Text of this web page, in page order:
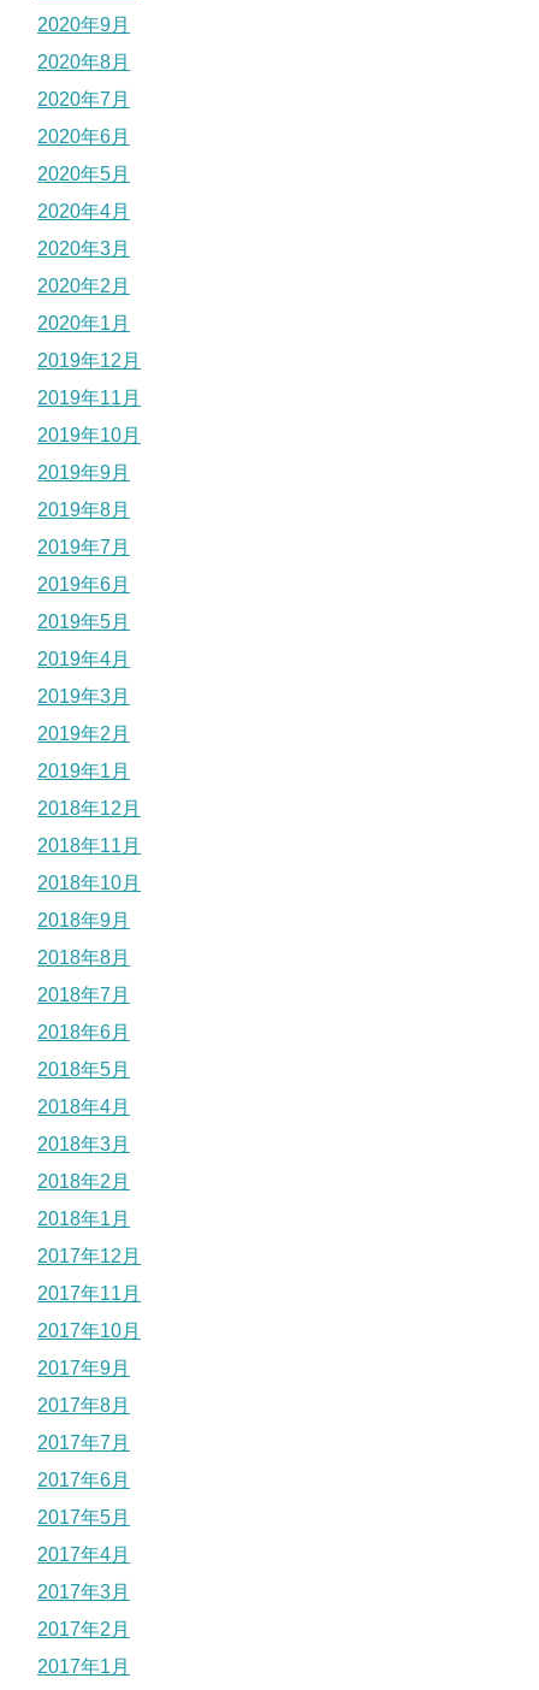
2020年9月
2020年8月
2020年7月
2020年6月
2020年5月
2020年4月
2020年3月
2020年2月
2020年1月
2019年12月
2019年11月
2019年10月
2019年9月
2019年8月
2019年7月
2019年6月
2019年5月
2019年4月
2019年3月
2019年2月
2019年1月
2018年12月
2018年11月
2018年10月
2018年9月
2018年8月
2018年7月
2018年6月
2018年5月
2018年4月
2018年3月
2018年2月
2018年1月
2017年12月
2017年11月
2017年10月
2017年9月
2017年8月
2017年7月
2017年6月
2017年5月
2017年4月
2017年3月
2017年2月
2017年1月